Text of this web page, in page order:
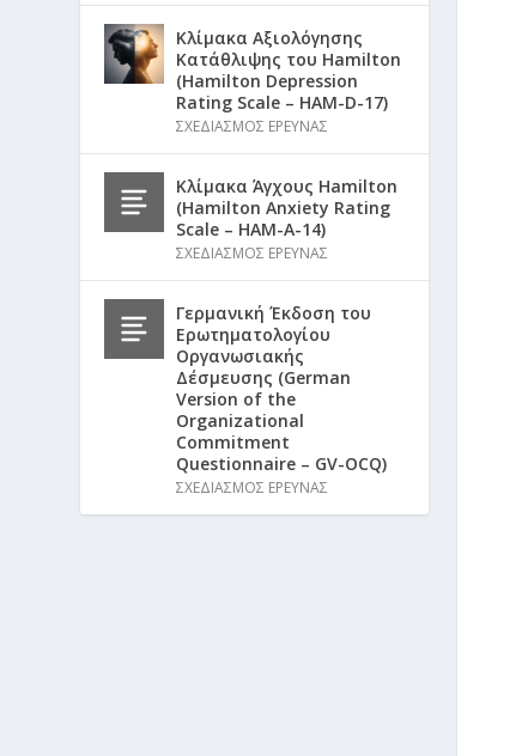
Κλίμακα Αξιολόγησης
Κατάθλιψης του Hamilton
(Hamilton Depression
Rating Scale – HAM-D-17)
ΣΧΕΔΙΑΣΜΟΣ ΕΡΕΥΝΑΣ
Κλίμακα Άγχους Hamilton
(Hamilton Anxiety Rating
Scale – HAM-A-14)
ΣΧΕΔΙΑΣΜΟΣ ΕΡΕΥΝΑΣ
Γερμανική Έκδοση του
Ερωτηματολογίου
Οργανωσιακής
Δέσμευσης (German
Version of the
Organizational
Commitment
Questionnaire – GV-OCQ)
ΣΧΕΔΙΑΣΜΟΣ ΕΡΕΥΝΑΣ